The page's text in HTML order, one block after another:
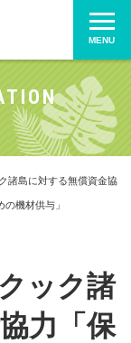
MENU
諸島に対する無償資金協
機材供与」
ック諸
力「保